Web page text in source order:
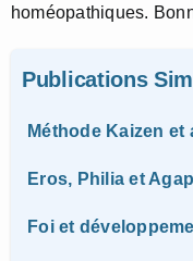
homéopathiques.
Publications
Méthode Kaizen
Eros, Philia et
Foi et